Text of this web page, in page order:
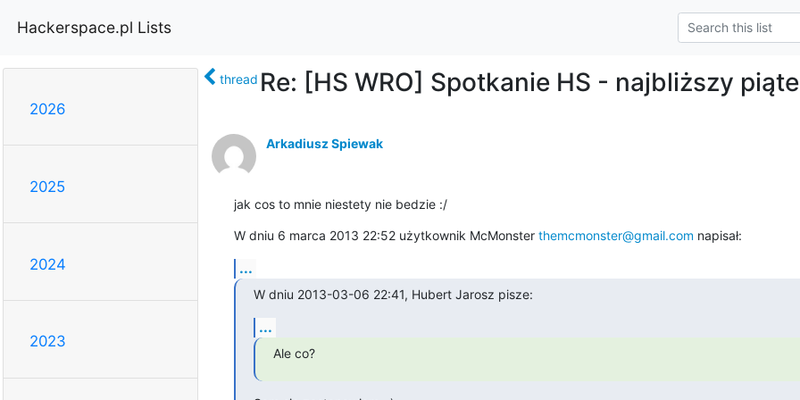
Hackerspace.pl Lists
2026
2025
2024
2023
thread Re: [HS WRO] Spotkanie HS - najbliższy
Arkadiusz Spiewak
jak cos to mnie niestety nie bedzie :/
W dniu 6 marca 2013 22:52 użytkownik McMonster themcmonster@gmail.com napisał:
...
W dniu 2013-03-06 22:41, Hubert Jarosz pisze:
...
Ale co?